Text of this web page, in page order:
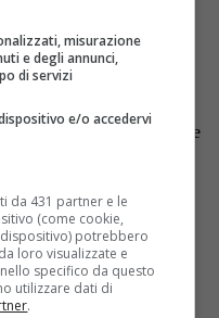
allestimento, la
il mio tormento,
alle innumerevoli
successo o
mentre la seconda:
gennaio, racchiude
alla “sua” Valle
stata dedicata una
curata da Sergio
misurazione
e degli annunci,
di servizi
e/o accedervi
da 431 partner e le
(come cookie,
potrebbero
loro visualizzate e
specifico da questo
utilizzare dati di
.